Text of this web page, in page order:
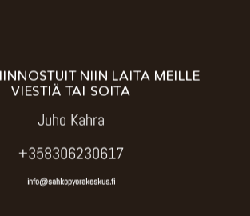
NIIN LAITA MEILLE
VIESTIÄ TAI SOITA
Juho Kahra
+358306230617
info@sahkopyorakeskus.fi